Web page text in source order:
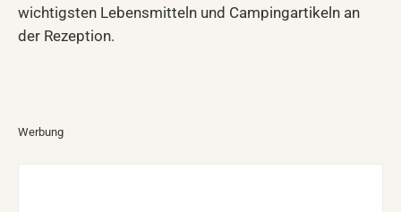
wichtigsten Lebensmitteln und Campingartikeln an
der Rezeption.
Werbung